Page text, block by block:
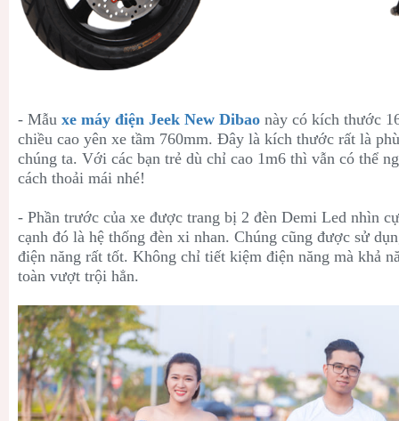
- Mẫu xe máy điện Jeek New Dibao này có kích thước
chiều cao yên xe tầm 760mm. Đây là kích thước rất là
chúng ta. Với các bạn trẻ dù chỉ cao 1m6 thì vẫn có thể
cách thoải mái nhé!
- Phần trước của xe được trang bị 2 đèn Demi Led nhìn
cạnh đó là hệ thống đèn xi nhan. Chúng cũng được sử
điện năng rất tốt. Không chỉ tiết kiệm điện năng mà khả
toàn vượt trội hẳn.